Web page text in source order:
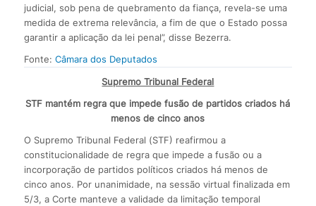
judicial, sob pena de quebramento da fiança, revela-se uma
medida de extrema relevância, a fim de que o Estado possa
garantir a aplicação da lei penal”, disse Bezerra.
Fonte: Câmara dos Deputados
Supremo Tribunal Federal
STF mantém regra que impede fusão de partidos criados há
menos de cinco anos
O Supremo Tribunal Federal (STF) reafirmou a
constitucionalidade de regra que impede a fusão ou a
incorporação de partidos políticos criados há menos de
cinco anos. Por unanimidade, na sessão virtual finalizada em
5/3, a Corte manteve a validade da limitação temporal